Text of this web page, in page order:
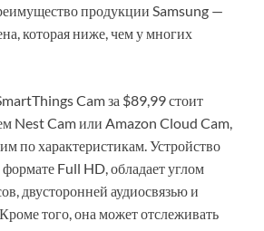
продукции Samsung —
которая ниже, чем у многих
Cam за $89,99 стоит
Nest Cam или Amazon Cloud Cam,
по характеристикам. Устройство
Full HD, обладает углом
двусторонней аудиосвязью и
того, она может отслеживать